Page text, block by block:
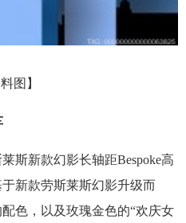
图】
斯新款幻影长轴距Bespoke高
新款劳斯莱斯幻影升级而
色，以及玫瑰金色的“欢庆女